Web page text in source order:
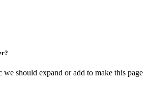
should expand or add to make this page